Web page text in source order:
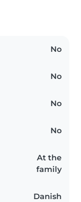
No
No
No
No
At the
family
Danish